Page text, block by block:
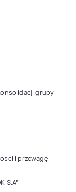
grupy
i przewagę
S.A”